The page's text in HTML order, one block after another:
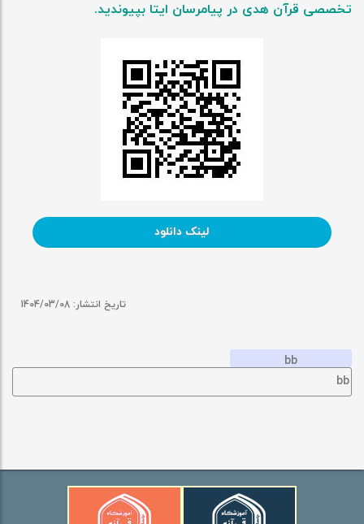
تخصصی قرآن هدی در پیامرسان ایتا بپیوندید.
لینک دانلود
تاریخ انتشار: 1404/03/08
bb
bb